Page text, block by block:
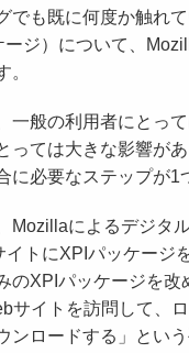
でも既に何度か触れ
ージ）について、
。
一般の利用者にとっ
っては大きな影響が
に必要なステップが1
Mozillaによるデジタ
イトにXPIパッケージ
のXPIパッケージを
サイトを訪問して、
ンロードする」とい